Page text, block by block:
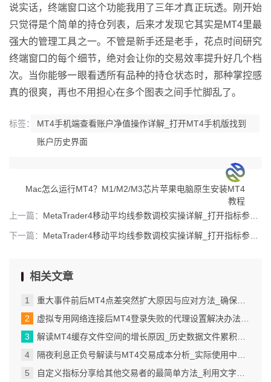
说实话，终端窗口这个功能我用了三年才真正玩透。刚开始
只觉得是个简单的持仓列表，后来才发现它其实是MT4里最
强大的管理工具之一。不管是新手还是老手，花点时间研究
终端窗口的每个细节，绝对会让你的交易效率提升好几个档
次。当你能够一眼看透所有品种的持仓状态时，那种掌控感
真的很爽，再也不用担心在多个图表之间手忙脚乱了。
标签：
MT4手机端查看账户净值操作详解_打开MT4手机版找到
账户历史界面
Mac怎么运行MT4？M1/M2/M3芯片苹果电脑原生安装MT4
教程
上一篇： MetaTrader4移动平均线参数调校实操详解_打开指标参数设置面板的两种常用方法_1
下一篇： MetaTrader4移动平均线参数调校实操详解_打开指标参数设置面板的两种常用方法_2
相关文章
重大事件前后MT4点差突然扩大原因与应对方法_确保声音文件路径正确且可访问
虚拟专用网络连接后MT4登录失败的代理设置解决办法_代理设置为何成为MT4登录的拦路虎_3
解读MT4缓存文件空间的增长原因_历史数据文件累积是主因_1
隔夜利息正负号解读与MT4交易成本分析_实际使用中的常见问题与解决方案
自定义指标分享给其他交易者的最简单方法_利用文字注释功能模拟自定义标签